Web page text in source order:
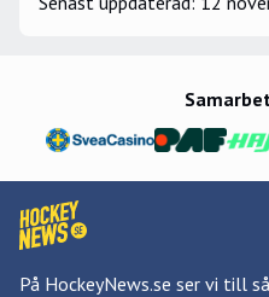
På HockeyNews.se ser vi till